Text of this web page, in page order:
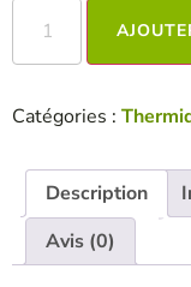
Catégories :
Description
Avis (0)